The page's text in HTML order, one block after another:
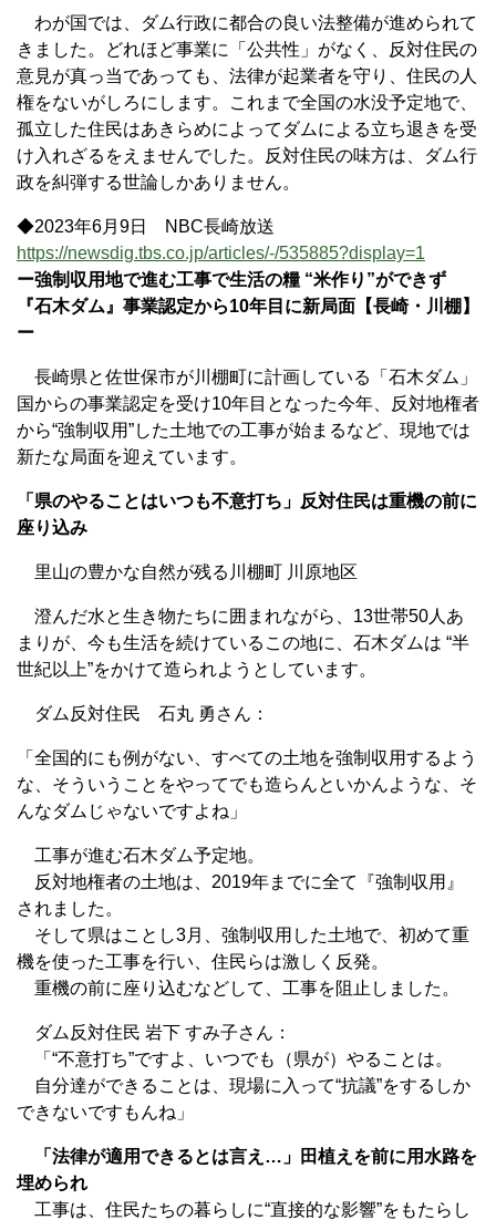
わが国では、ダム行政に都合の良い法整備が進められて
きました。どれほど事業に「公共性」がなく、反対住民の
意見が真っ当であっても、法律が起業者を守り、住民の人
権をないがしろにします。これまで全国の水没予定地で、
孤立した住民はあきらめによってダムによる立ち退きを受
け入れざるをえませんでした。反対住民の味方は、ダム行
政を糾弾する世論しかありません。
◆2023年6月9日 NBC長崎放送
https://newsdig.tbs.co.jp/articles/-/535885?display=1
ー強制収用地で進む工事で生活の糧 “米作り”ができず
『石木ダム』事業認定から10年目に新局面【長崎・川棚】
ー
長崎県と佐世保市が川棚町に計画している「石木ダム」
国からの事業認定を受け10年目となった今年、反対地権者
から“強制収用”した土地での工事が始まるなど、現地では
新たな局面を迎えています。
「県のやることはいつも不意打ち」反対住民は重機の前に
座り込み
里山の豊かな自然が残る川棚町 川原地区
澄んだ水と生き物たちに囲まれながら、13世帯50人あ
まりが、今も生活を続けているこの地に、石木ダムは “半
世紀以上”をかけて造られようとしています。
ダム反対住民 石丸 勇さん：
「全国的にも例がない、すべての土地を強制収用するよう
な、そういうことをやってでも造らんといかんような、そ
んなダムじゃないですよね」
工事が進む石木ダム予定地。
反対地権者の土地は、2019年までに全て『強制収用』
されました。
そして県はことし3月、強制収用した土地で、初めて重
機を使った工事を行い、住民らは激しく反発。
重機の前に座り込むなどして、工事を阻止しました。
ダム反対住民 岩下 すみ子さん：
「“不意打ち”ですよ、いつでも（県が）やることは。
自分達ができることは、現場に入って“抗議”をするしか
できないですもんね」
「法律が適用できるとは言え…」田植えを前に用水路を
埋められ
工事は、住民たちの暮らしに“直接的な影響”をもたらし